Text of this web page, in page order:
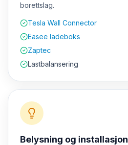
borettslag.
Tesla Wall Connector
Easee ladeboks
Zaptec
Lastbalansering
Belysning og installasjon